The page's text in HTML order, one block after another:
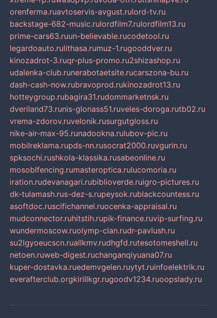
orenferma.ruavtoservis-avgust.rulord-tv.ru
backstage-682-music.rulordfilm7.rulordfilm13.ru
prime-cars63.ruun-believable.rucodetool.ru
legardoauto.rulithasa.rumuz-1.rugooddver.ru
kinozadrot-3.ruqr-plus-promo.ru2shizashop.ru
udalenka-club.runerabotaetsite.rucarszona-bu.ru
dash-cash-now.rubravoprod.rukinozadrot13.ru
hotteygroup.rubagira31.rudommarketnsk.ru
dveriland73.runis-glonass51.ruveles-doroga.rutb02.ru
vrema-zdorov.ruvelonik.rusurgutgloss.ru
nike-air-max-95.runadookna.rulubov-pic.ru
mobilreklama.rupds-nn.rusocrat2000.ruvgurin.ru
spksochi.rushkola-klassika.rusabeonline.ru
mosoblfencing.rumasteroptica.rulucomoria.ru
iration.rudevanagari.rubiblioverde.ruigro-pictures.ru
dk-tulamash.rus-dez-s.rupeysok.rublackcountess.ru
asoftdoc.ruscifichannel.ruocenka-appraisal.ru
mudconnector.ruhitstih.rupik-finance.ruvip-surfing.ru
wundermoscow.ruolymp-clan.rudr-pavlush.ru
su2lgyoeucscn.ruallkmv.rudhgfd.rutesotomeshell.ru
netoen.ruweb-digest.ruchanganqiyuana07.ru
kuper-dostavka.ruedemvgelen.ruytyt.ruinfoelektrik.ru
everafterclub.orgkirillkgr.rugoodv1234.ruoopslady.ru